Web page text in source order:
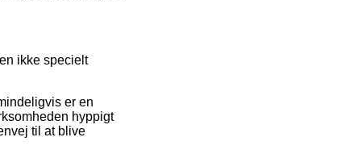
ikke specielt
er en
hyppigt
til at blive